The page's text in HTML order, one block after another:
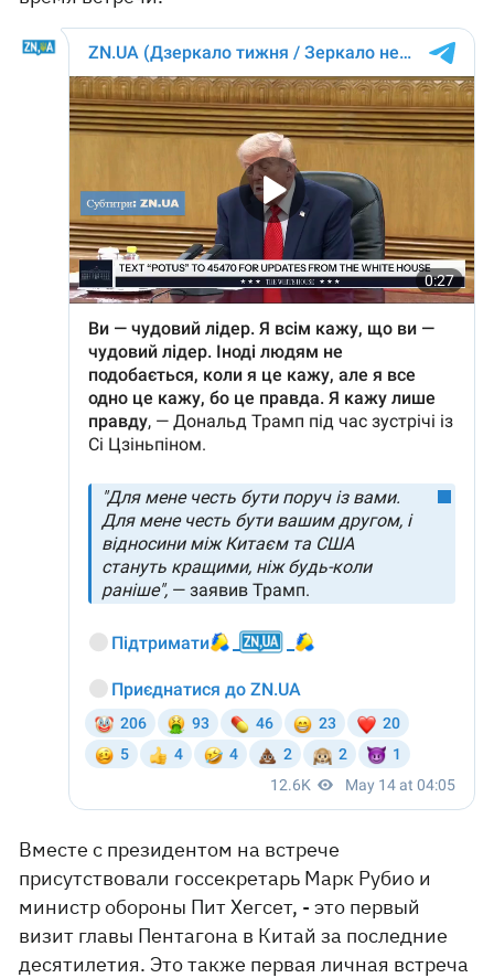
Вместе с президентом на встрече
присутствовали госсекретарь Марк Рубио и
министр обороны Пит Хегсет, - это первый
визит главы Пентагона в Китай за последние
десятилетия. Это также первая личная встреча